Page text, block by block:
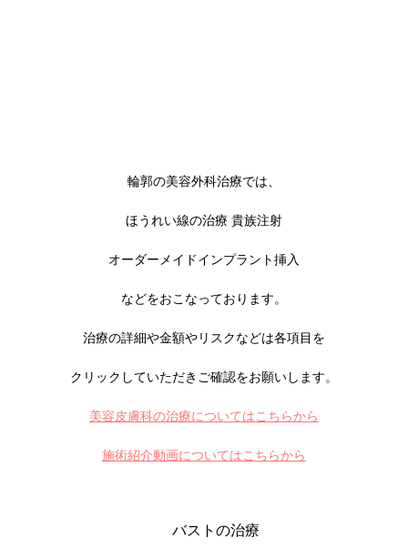
輪郭の美容外科治療では、
ほうれい線の治療 貴族注射
オーダーメイドインプラント挿入
などをおこなっております。
治療の詳細や金額やリスクなどは各項目を
クリックしていただきご確認をお願いします。
美容皮膚科の治療についてはこちらから
施術紹介動画についてはこちらから
バストの治療